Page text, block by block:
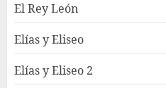
El Rey León
Elías y Eliseo
Elías y Eliseo 2